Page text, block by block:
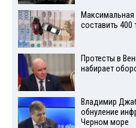
составить 400
Протесты в
набирает
Владимир
обнуление
Черном море